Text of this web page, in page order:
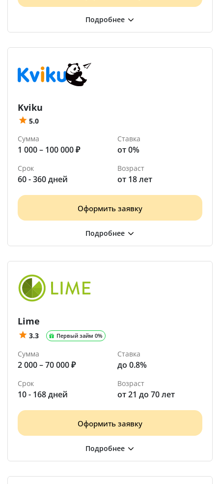
Kviku
5.0
Сумма
1 000 – 100 000 ₽
Ставка
от 0%
Срок
60 - 360 дней
Возраст
от 18 лет
Оформить заявку
Lime
3.3 Первый займ 0%
Сумма
2 000 – 70 000 ₽
Ставка
до 0.8%
Срок
10 - 168 дней
Возраст
от 21 до 70 лет
Оформить заявку